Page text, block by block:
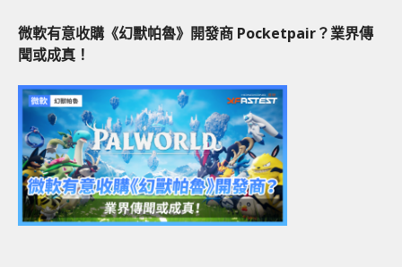
微軟有意收購《幻獸帕魯》開發商 Pocketpair？業界傳
聞或成真！